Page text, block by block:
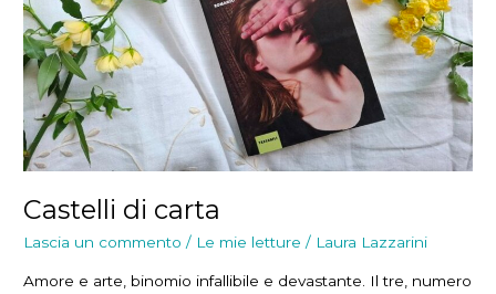
Castelli di carta
Lascia un commento / Le mie letture / Laura Lazzarini
Amore e arte, binomio infallibile e devastante. Il tre, numero